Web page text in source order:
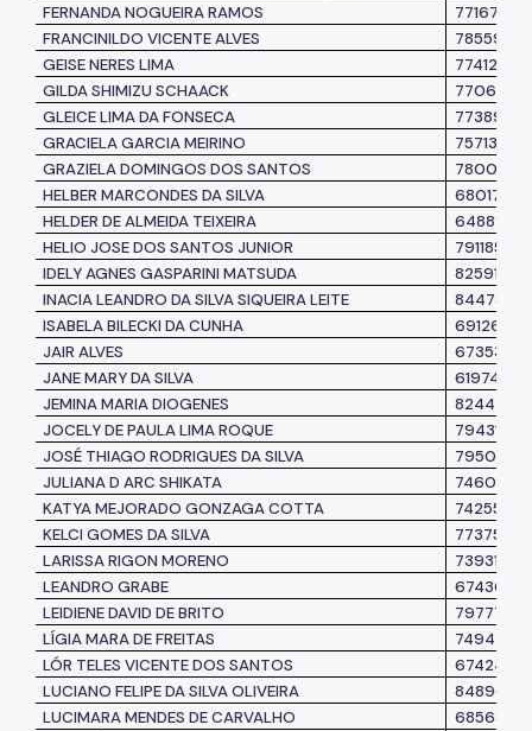
FERNANDA NOGUEIRA RAMOS
7716788
FRANCINILDO VICENTE ALVES
7855931
GEISE NERES LIMA
7741278
GILDA SHIMIZU SCHAACK
7706731
GLEICE LIMA DA FONSECA
7738994
GRACIELA GARCIA MEIRINO
7571372
GRAZIELA DOMINGOS DOS SANTOS
7800452
HELBER MARCONDES DA SILVA
6801722
HELDER DE ALMEIDA TEIXEIRA
6488960
HELIO JOSE DOS SANTOS JUNIOR
7911858
IDELY AGNES GASPARINI MATSUDA
8259135
INACIA LEANDRO DA SILVA SIQUEIRA LEITE
8447870
ISABELA BILECKI DA CUNHA
6912672
JAIR ALVES
6735398
JANE MARY DA SILVA
6197426
JEMINA MARIA DIOGENES
8244785
JOCELY DE PAULA LIMA ROQUE
7943199
JOSÉ THIAGO RODRIGUES DA SILVA
7950241
JULIANA D ARC SHIKATA
7460376
KATYA MEJORADO GONZAGA COTTA
7425546
KELCI GOMES DA SILVA
7737548
LARISSA RIGON MORENO
7393164
LEANDRO GRABE
6743676
LEIDIENE DAVID DE BRITO
7977727
LÍGIA MARA DE FREITAS
7494734
LÓR TELES VICENTE DOS SANTOS
6742424
LUCIANO FELIPE DA SILVA OLIVEIRA
8489645
LUCIMARA MENDES DE CARVALHO
6856888